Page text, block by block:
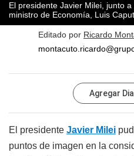
El presidente Javier Milei, junto a
ministro de Economía, Luis
Editado por Ricardo
Agregar
El presidente Javier Milei
puntos de imagen en la